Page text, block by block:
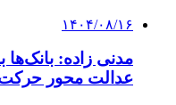
۱۴۰۴/۰۸/۱۶
مدنی زاده: بانک‌ها
عدالت محور حرکت